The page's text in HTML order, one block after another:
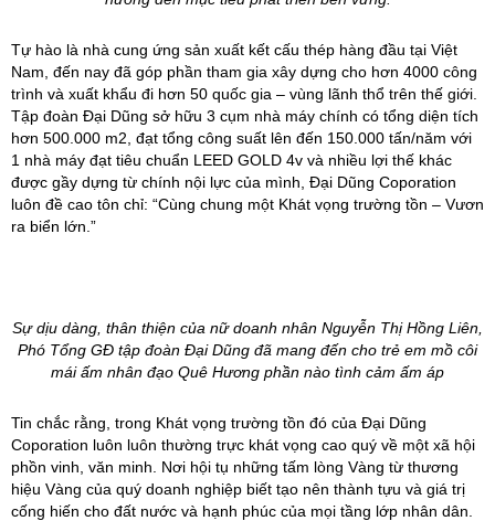
Tự hào là nhà cung ứng sản xuất kết cấu thép hàng đầu tại Việt
Nam, đến nay đã góp phần tham gia xây dựng cho hơn 4000 công
trình và xuất khẩu đi hơn 50 quốc gia – vùng lãnh thổ trên thế giới.
Tập đoàn Đại Dũng sở hữu 3 cụm nhà máy chính có tổng diện tích
hơn 500.000 m2, đạt tổng công suất lên đến 150.000 tấn/năm với
1 nhà máy đạt tiêu chuẩn LEED GOLD 4v và nhiều lợi thế khác
được gầy dựng từ chính nội lực của mình, Đại Dũng Coporation
luôn đề cao tôn chỉ: “Cùng chung một Khát vọng trường tồn – Vươn
ra biển lớn.”
Sự dịu dàng, thân thiện của nữ doanh nhân Nguyễn Thị Hồng Liên,
Phó Tổng GĐ tập đoàn Đại Dũng đã mang đến cho trẻ em mồ côi
mái ấm nhân đạo Quê Hương phần nào tình cảm ấm áp
Tin chắc rằng, trong Khát vọng trường tồn đó của Đại Dũng
Coporation luôn luôn thường trực khát vọng cao quý về một xã hội
phồn vinh, văn minh. Nơi hội tụ những tấm lòng Vàng từ thương
hiệu Vàng của quý doanh nghiệp biết tạo nên thành tựu và giá trị
cống hiến cho đất nước và hạnh phúc của mọi tầng lớp nhân dân.